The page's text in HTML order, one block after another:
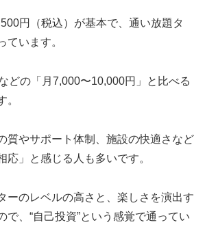
円（税込）が基本で、通い放題タ
ています。
どの「月7,000〜10,000円」と比べる
。
質やサポート体制、施設の快適さなど
応」と感じる人も多いです。
ーのレベルの高さと、楽しさを演出す
で、“自己投資”という感覚で通ってい